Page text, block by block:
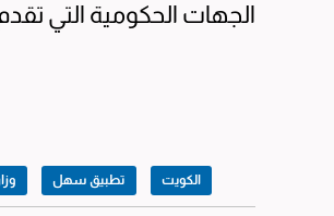
الجهات الحكومية التي
الكويت تطبيق سهل